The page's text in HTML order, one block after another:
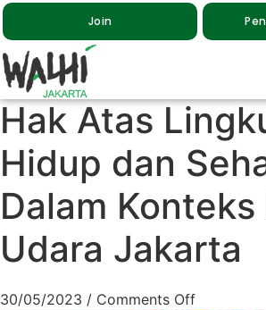
Join
Hak Atas
Hidup dan
Dalam
Udara Jakarta
30/05/2023 / Comments Off